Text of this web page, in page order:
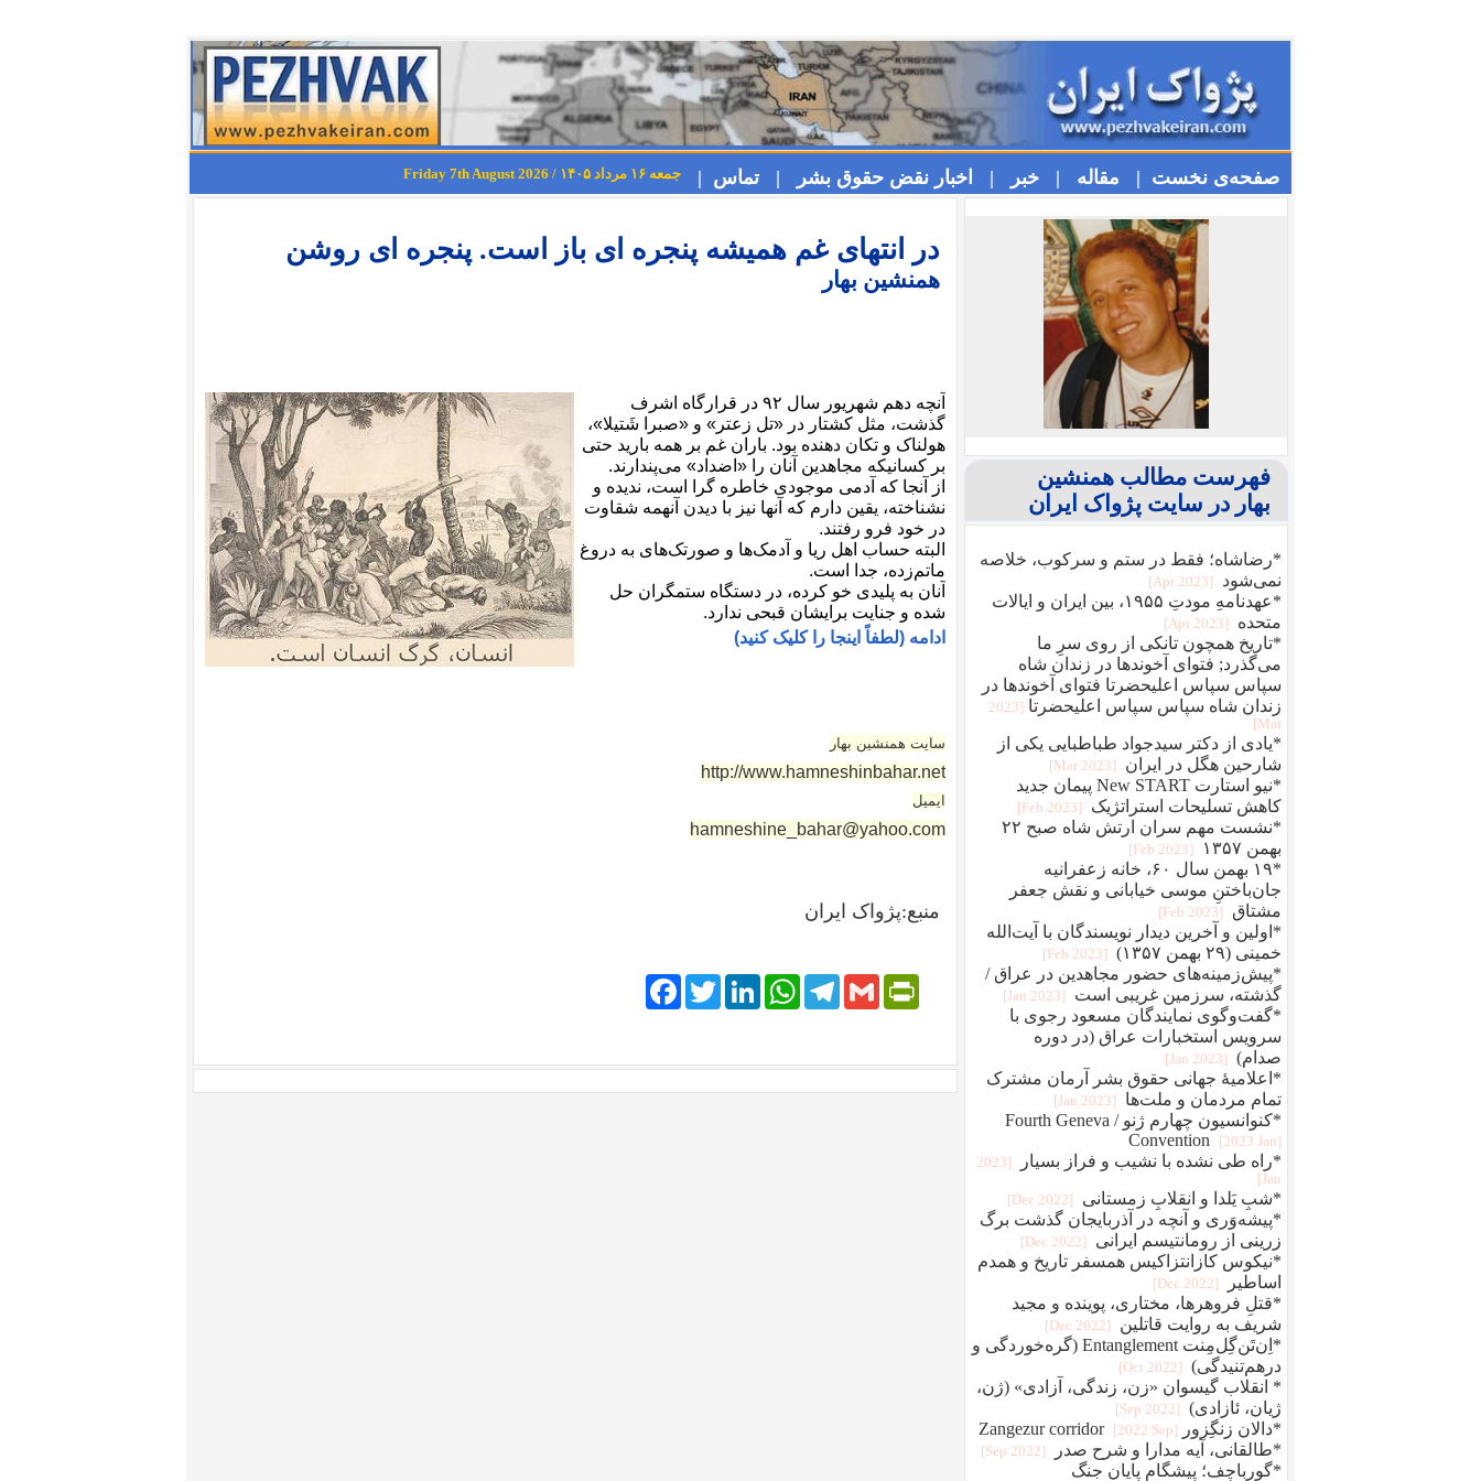
صفحه‌ی نخست | مقاله | خبر | اخبار نقض حقوق بشر | تماس | جمعه ۱۶ مرداد ۱۴۰۵ / Friday 7th August 2026
در انتهای غم همیشه پنجره ای باز است. پنجره ای روشن
همنشین بهار
آنچه دهم شهریور سال ۹۲ در قرارگاه اشرف
گذشت، مثل کشتار در «تل زعتر» و «صبرا شَتیلا»،
هولناک و تکان دهنده بود. باران غم بر همه بارید حتی
بر کسانیکه مجاهدین آنان را «اضداد» می‌پندارند.
از آنجا که آدمی موجودی خاطره گرا است، ندیده و
نشناخته، یقین دارم که آنها نیز با دیدن آنهمه شقاوت
در خود فرو رفتند.
البته حساب اهل ریا و آدمک‌ها و صورتک‌های به دروغ
ماتم‌زده، جدا است.
آنان به پلیدی خو کرده، در دستگاه ستمگران حل
شده و جنایت برایشان قبحی ندارد.
ادامه (لطفاً اینجا را کلیک کنید)
سایت همنشین بهار
http://www.hamneshinbahar.net
ایمیل
hamneshine_bahar@yahoo.com
منبع:پژواک ایران
FacebookTwitterLinkedIn
WhatsAppTelegramGmail
PrintFriendly
فهرست مطالب همنشین
بهار در سایت پژواک ایران
*رضاشاه؛ فقط در ستم و سرکوب، خلاصه
نمی‌شود
[2023 Apr]
*عهدنامهِ مودتِ ۱۹۵۵، بین ایران و ایالات
متحده
[2023 Apr]
*تاریخ همچون تانکی از روی سرِ ما
می‌گذرد; فتوای آخوندها در زندان شاه
سپاس سپاس اعلیحضرتا فتوای آخوندها در
زندان شاه سپاس سپاس اعلیحضرتا
[2023
Mar]
*یادی از دکتر سیدجواد طباطبایی یکی از
شارحین هگل در ایران
[2023 Mar]
*نیو استارت New START پیمان جدید
کاهش تسلیحات استراتژیک
[2023 Feb]
*نشست مهم سران ارتش شاه صبح ۲۲
بهمن ۱۳۵۷
[2023 Feb]
*۱۹ بهمن سال ۶۰، خانه زعفرانیه
جان‌باختنِ موسی خیابانی و نقش جعفر
مشتاق
[2023 Feb]
*اولین و آخرین دیدار نویسندگان با آیت‌الله
خمینی (۲۹ بهمن ۱۳۵۷)
[2023 Feb]
*پیش‌زمینه‌های حضور مجاهدین در عراق /
گذشته، سرزمین غریبی است
[2023 Jan]
*گفت‌وگوی نمایندگان مسعود رجوی با
سرویس استخبارات عراق (در دوره
صدام)
[2023 Jan]
*اعلامیهٔ جهانی حقوق بشر آرمان مشترک
تمام مردمان و ملت‌ها
[2023 Jan]
*کنوانسیون چهارم ژنو / Fourth Geneva
Convention
[2023 Jan]
*راه طی نشده با نشیب و فراز بسیار
[2023
Jan]
*شبِ یَلدا و انقلابِ زمستانی [2022 Dec]
*پیشه‌وَری و آنچه در آذربایجان گذشت برگ
زرینی از رومانتیسم ایرانی
[2022 Dec]
*نیکوس کازانتزاکیس همسفر تاریخ و همدم
اساطیر
[2022 Dec]
*قتلِ فروهرها، مختاری، پوینده و مجید
شریف به روایت قاتلین
[2022 Dec]
*اِن‌تَن‌گِل‌مِنت Entanglement (گره‌خوردگی و
درهم‌تنیدگی)
[2022 Oct]
* انقلاب گیسوان «زن، زندگی، آزادی» (ژن،
ژیان، ئازادی)
[2022 Sep]
*دالان زنگِزور Zangezur corridor [2022 Sep]
*طالقانی، آیه مدارا و شرح صدر [2022 Sep]
*گورباچف؛ پیشگام پایان جنگ